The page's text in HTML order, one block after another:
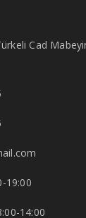
Cad
19:00
14:00